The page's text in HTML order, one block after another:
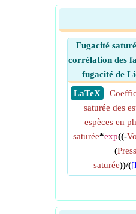
Fugacité
corrélation des
fugacité de
​ LaTeX
saturée des
espèces en
saturée*exp((-
(
saturée))/(